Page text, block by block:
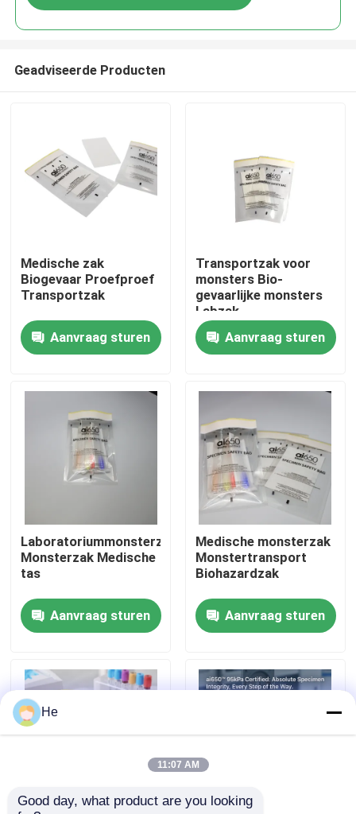
Thuis
Fabriekstocht
Kwaliteitscontrole
Vraag een offerte
95kPa de Zak van het specimenvervoer
Geadviseerde Producten
Medische zak
Biogevaar Proefproef
Transportzak
Aanvraag sturen
Transportzak voor
monsters Bio-
gevaarlijke monsters
Labzak
Aanvraag sturen
Laboratoriummonsterzak
Monsterzak Medische
tas
Aanvraag sturen
Medische monsterzak
Monstertransport
Biohazardzak
Aanvraag sturen
He
11:07 AM
Good day, what product are you looking